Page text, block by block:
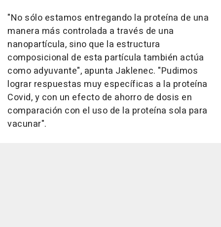
"No sólo estamos entregando la proteína de una
manera más controlada a través de una
nanopartícula, sino que la estructura
composicional de esta partícula también actúa
como adyuvante", apunta Jaklenec. "Pudimos
lograr respuestas muy específicas a la proteína
Covid, y con un efecto de ahorro de dosis en
comparación con el uso de la proteína sola para
vacunar".